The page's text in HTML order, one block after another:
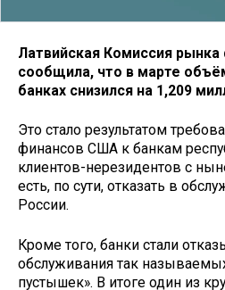
Латвийская Комиссия рынка
сообщила, что в марте
банках снизился на 1,209
Это стало результатом
финансов США к банкам
клиентов-нерезидентов с
есть, по сути, отказать в
России.
Кроме того, банки стали
обслуживания так
пустышек». В итоге один из